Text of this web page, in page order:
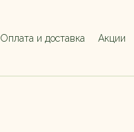
Оплата и доставка Акции